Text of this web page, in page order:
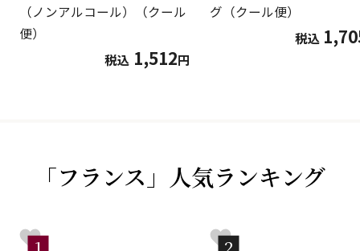
（ノンアルコール）（クール
便）
税込 1,512円
グ（クール便）
税込
「フランス」人気ランキング